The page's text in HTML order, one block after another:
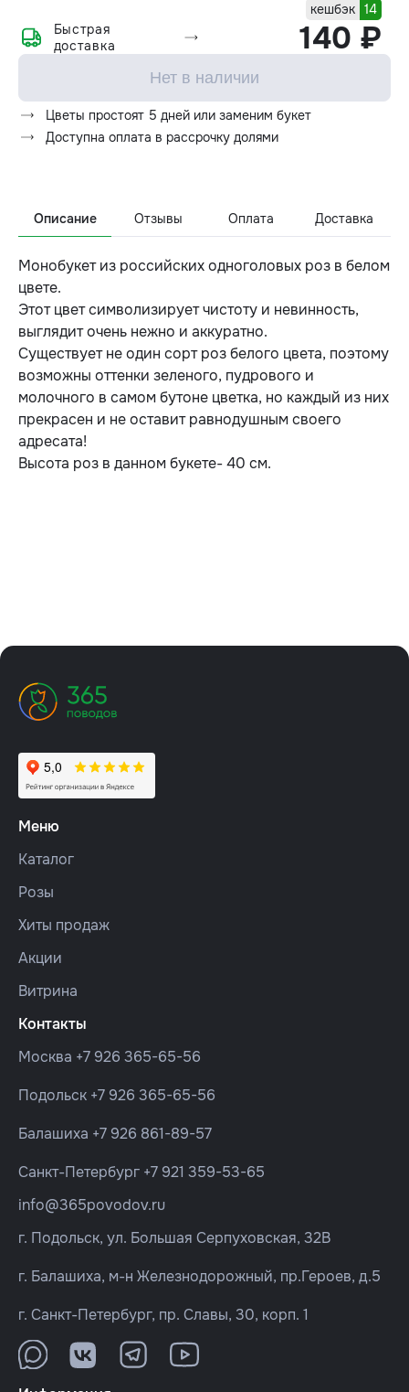
кешбэк 14
140 ₽
Быстрая
доставка
Нет в наличии
Цветы простоят 5 дней или заменим букет
Доступна оплата в рассрочку долями
Описание Отзывы Оплата Доставка
Монобукет из российских одноголовых роз в белом
цвете.
Этот цвет символизирует чистоту и невинность,
выглядит очень нежно и аккуратно.
Существует не один сорт роз белого цвета, поэтому
возможны оттенки зеленого, пудрового и
молочного в самом бутоне цветка, но каждый из них
прекрасен и не оставит равнодушным своего
адресата!
Высота роз в данном букете- 40 см.
Меню
Каталог
Розы
Хиты продаж
Акции
Витрина
Контакты
Москва +7 926 365-65-56
Подольск +7 926 365-65-56
Балашиха +7 926 861-89-57
Санкт-Петербург +7 921 359-53-65
info@365povodov.ru
г. Подольск, ул. Большая Серпуховская, 32В
г. Балашиха, м-н Железнодорожный, пр.Героев, д.5
г. Санкт-Петербург, пр. Славы, 30, корп. 1